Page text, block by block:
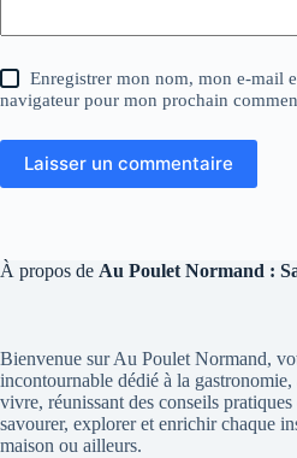
Enregistrer mon nom, mon e-mail
navigateur pour mon prochain
Laisser un commentaire
À propos de Au Poulet Normand :
Bienvenue sur Au Poulet Normand,
incontournable dédié à la gastronomie,
vivre, réunissant des conseils
savourer, explorer et enrichir chaque
maison ou ailleurs.